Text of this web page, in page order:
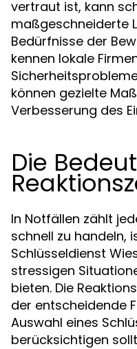
vertraut ist, kann
maßgeschneiderte
Bedürfnisse der
kennen lokale
können gezielte
Verbesserung des
Die
In Notfällen zählt
schnell zu handeln,
Schlüsseldienst
stressigen
bieten. Die
der entscheidende
Auswahl eines
berücksichtigen